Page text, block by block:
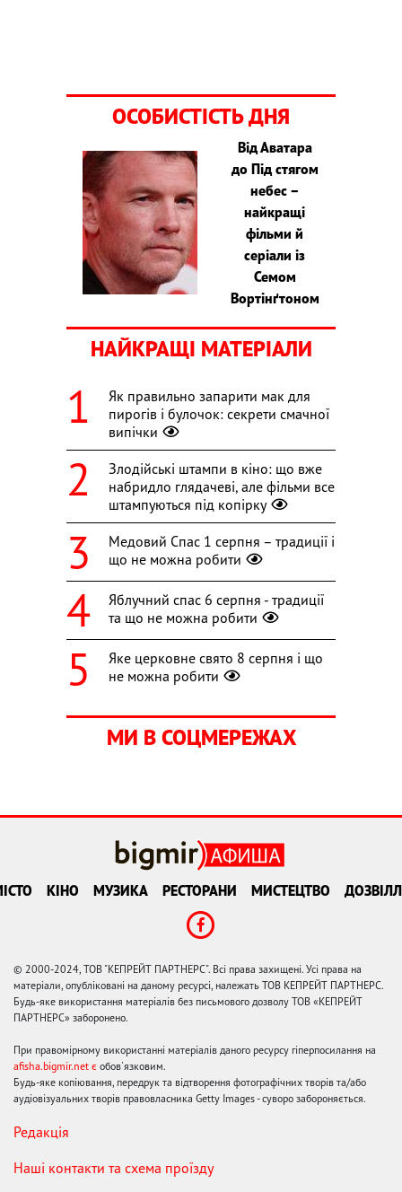
ОСОБИСТІСТЬ ДНЯ
Від Аватара
до Під стягом
небес –
найкращі
фільми й
серіали із
Семом
Вортінґтоном
НАЙКРАЩІ МАТЕРІАЛИ
Як правильно запарити мак для
пирогів і булочок: секрети смачної
випічки
Злодійські штампи в кіно: що вже
набридло глядачеві, але фільми все
штампуються під копірку
Медовий Спас 1 серпня – традиції і
що не можна робити
Яблучний спас 6 серпня - традиції
та що не можна робити
Яке церковне свято 8 серпня і що
не можна робити
МИ В СОЦМЕРЕЖАХ
КІНО МУЗИКА РЕСТОРАНИ МИСТЕЦТВО
© 2000-2024, ТОВ "КЕПРЕЙТ ПАРТНЕРС". Всі права захищені. Усі права на
матеріали, опубліковані на даному ресурсі, належать ТОВ КЕПРЕЙТ ПАРТНЕРС.
Будь-яке використання матеріалів без письмового дозволу ТОВ «КЕПРЕЙТ
ПАРТНЕРС» заборонено.
При правомірному використанні матеріалів даного ресурсу гіперпосилання на
afisha.bigmir.net є обов'язковим.
Будь-яке копіювання, передрук та відтворення фотографічних творів та/або
аудіовізуальних творів правовласника Getty Images - суворо забороняється.
Редакція
Наші контакти та схема проїзду